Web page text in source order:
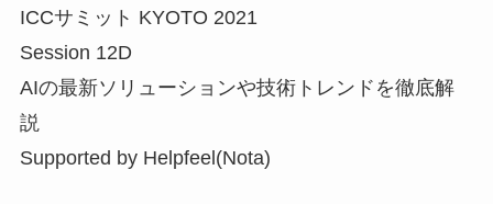
ICCサミット KYOTO 2021
Session 12D
AIの最新ソリューションや技術トレンドを徹底解
説
Supported by Helpfeel(Nota)